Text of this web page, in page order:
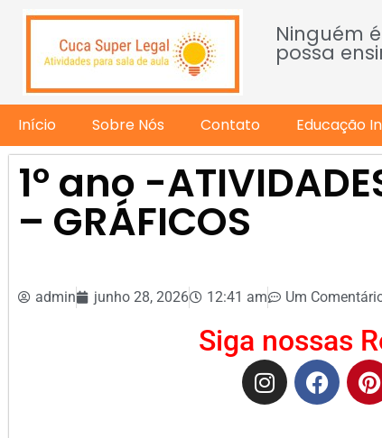
Ninguém
possa
Início Sobre Nós Contato Educação
1º ano -
– GRÁFICOS
admin junho 28, 2026 12:41 am Um
Siga nossas